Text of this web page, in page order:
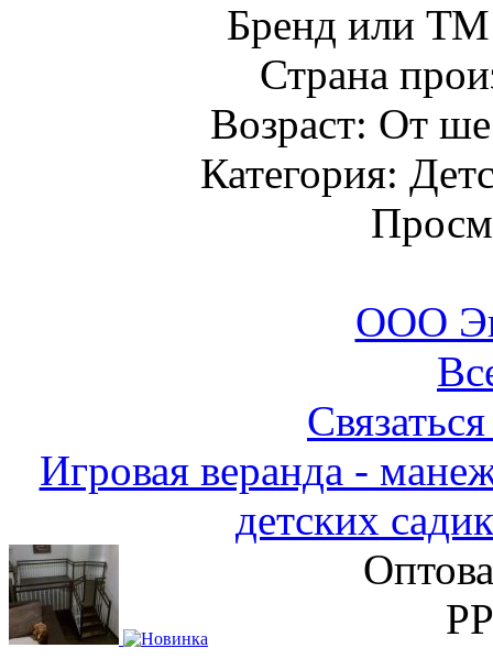
Бренд или
Страна
Возраст: От
Категория:
ООО
Игровая веранда -
детских